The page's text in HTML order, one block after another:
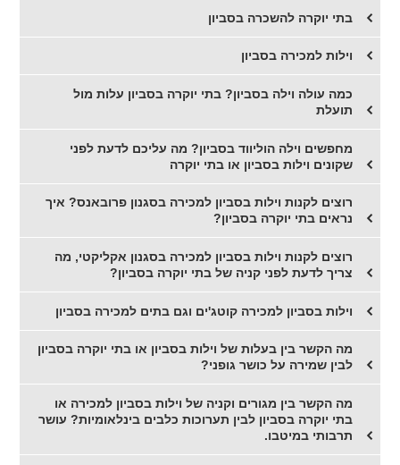
בתי יוקרה להשכרה בסביון
וילות למכירה בסביון
כמה עולה וילה בסביון? בתי יוקרה בסביון עלות מול
תועלת
מחפשים וילה הוליווד בסביון? מה עליכם לדעת לפני
שקונים וילות בסביון או בתי יוקרה
רוצים לקנות וילות בסביון למכירה בסגנון פרובאנס? איך
נראים בתי יוקרה בסביון?
רוצים לקנות וילות בסביון למכירה בסגנון אקליקטי, מה
צריך לדעת לפני קניה של בתי יוקרה בסביון?
וילות בסביון למכירה קוטג'ים וגם בתים למכירה בסביון
מה הקשר בין בעלות של וילות בסביון או בתי יוקרה בסביון
לבין שמירה על כושר גופני?
מה הקשר בין מגורים וקניה של וילות בסביון למכירה או
בתי יוקרה בסביון לבין תערוכות כלבים בינלאומיות? עושר
תרבותי במיטבו.